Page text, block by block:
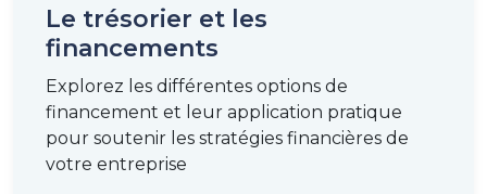
Le trésorier et les
financements
Explorez les différentes options de
financement et leur application pratique
pour soutenir les stratégies financières de
votre entreprise